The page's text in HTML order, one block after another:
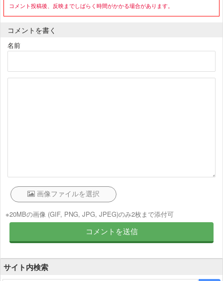
コメント投稿後、反映までしばらく時間がかかる場合があります。
コメントを書く
※20MBの画像 (GIF, PNG, JPG, JPEG)のみ2枚まで添付可
名前
サイト内検索